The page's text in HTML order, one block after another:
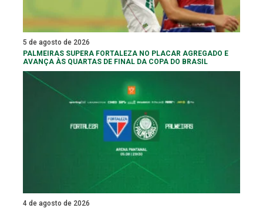
5 de agosto de 2026
PALMEIRAS SUPERA FORTALEZA NO PLACAR AGREGADO E
AVANÇA ÀS QUARTAS DE FINAL DA COPA DO BRASIL
4 de agosto de 2026